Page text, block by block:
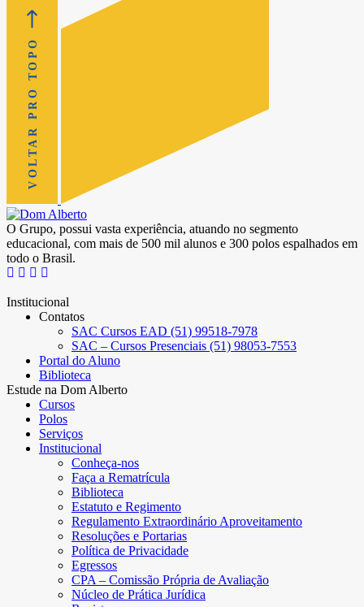
VOLTAR PRO TOPO
O Grupo, possui vasta experiência, atuando no segmento
educacional, com mais de 500 mil alunos e 300 polos espalhados em
todo o Brasil.
Institucional
Contatos
SAC Cursos EAD (51) 99518-7978
SAC – Cursos Presenciais (51) 98053-7553
Portal do Aluno
Biblioteca
Estude na Dom Alberto
Cursos
Polos
Serviços
Institucional
Conheça-nos
Faça a Rematrícula
Biblioteca
Estatuto e Regimento
Regulamento Extraordinário Aproveitamento
Resoluções e Portarias
Política de Privacidade
Egressos
CPA – Comissão Própria de Avaliação
Núcleo de Prática Jurídica